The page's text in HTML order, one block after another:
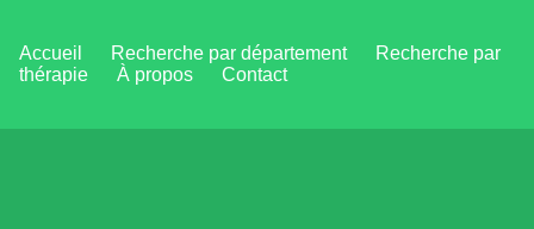
Accueil Recherche par département
Recherche par
thérapie
À propos Contact